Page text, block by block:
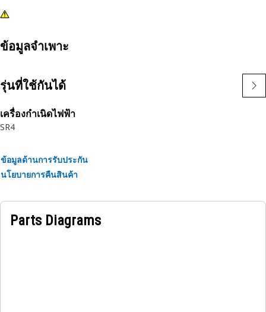
ข้อมูลจำเพาะ
รุ่นที่ใช้กันได้
เครื่องกำเนิดไฟฟ้า
SR4
ข้อมูลด้านการรับประกัน
นโยบายการคืนสินค้า
Parts Diagrams